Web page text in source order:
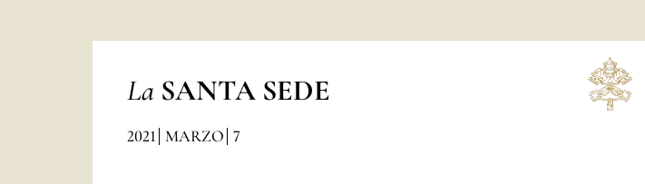
La SANTA SEDE
2021 MARZO 7